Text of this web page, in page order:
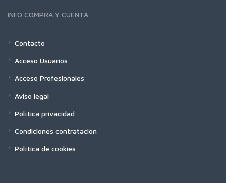
INFO COMPRA Y CUENTA
Contacto
Acceso Usuarios
Acceso Profesionales
Aviso legal
Política privacidad
Condiciones contratación
Política de cookies